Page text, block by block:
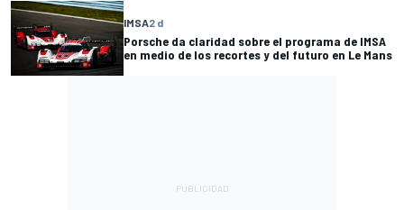
IMSA2 d
Porsche da claridad sobre el programa de IMSA
en medio de los recortes y del futuro en Le Mans